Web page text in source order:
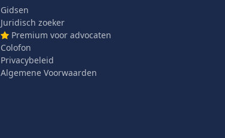
Gidsen
Juridisch zoeker
Premium voor advocaten
Colofon
Privacybeleid
Algemene Voorwaarden